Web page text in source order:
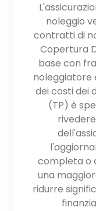
noleggio
contratti di
Copertura
base con
noleggiatore
dei costi dei
(TP) è
completa o
una
ridurre